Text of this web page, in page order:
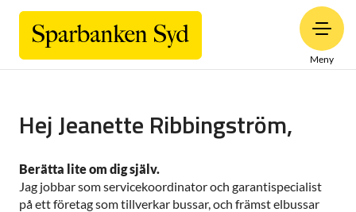
Meny
Hej Jeanette Ribbingström,
Berätta lite om dig själv.
Jag jobbar som servicekoordinator och garantispecialist
på ett företag som tillverkar bussar, och främst elbussar